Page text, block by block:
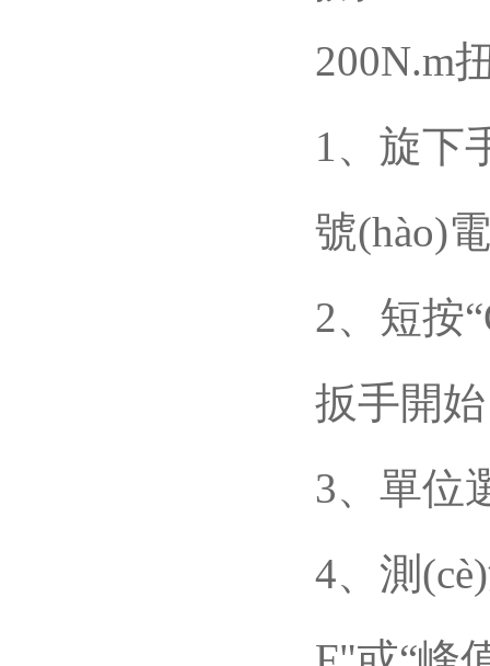
200N.m
1、旋
號(hào)
2、短按
扳手開始
3、單
4、測